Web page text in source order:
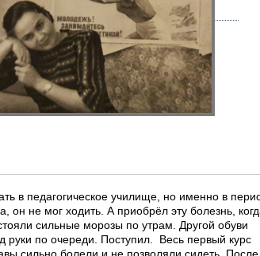
в педагогическое училище, но именно в
он не мог ходить. А приобрёл эту болезнь,
сильные морозы по утрам. Другой обуви
руки по очереди. Поступил. Весь первый курс